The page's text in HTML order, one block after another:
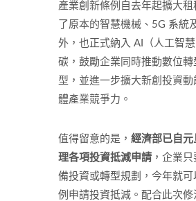
產業創新條例自去年起擴大
了原本的智慧機械、5G 系統
外，也正式納入 AI（人工智
碳，鼓勵企業同時推動數位轉
型，並進一步擴大新創投資動
體產業競爭力。
值得留意的是， 經濟部已自元
理各項投資抵減申請 ，企業
備投資或轉型規劃，今年就可
例申請投資抵減。配合此次修